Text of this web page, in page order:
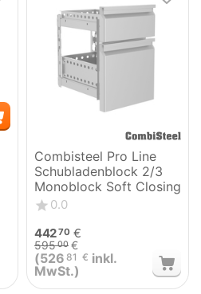
Combisteel Pro Line
Schubladenblock 2/3
Monoblock Soft Closing
0.0
44270 €
59500 €
(526 81 € inkl.
MwSt.)